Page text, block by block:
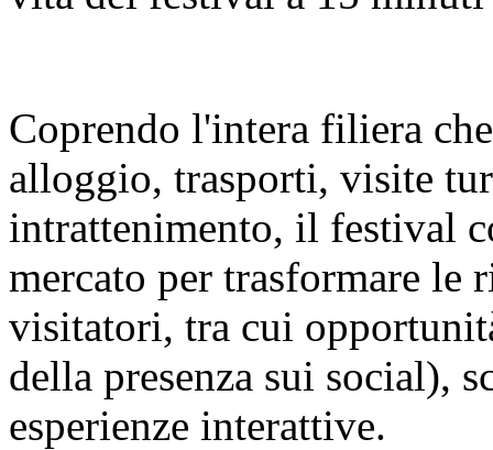
Coprendo l'intera filiera
alloggio, trasporti, visite
intrattenimento, il festival
mercato per trasformare le
visitatori, tra cui
della presenza sui social),
esperienze interattive.